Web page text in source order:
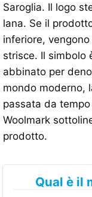
Saroglia. Il logo
lana. Se il
inferiore,
strisce. Il simbolo
abbinato per
mondo moderno,
passata da
Woolmark
prodotto.
Qual è il